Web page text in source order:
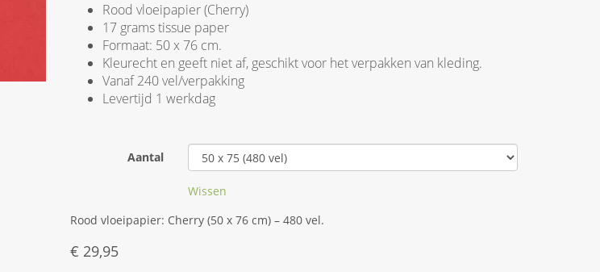
Rood vloeipapier (Cherry)
17 grams tissue paper
Formaat: 50 x 76 cm.
Kleurecht en geeft niet af, geschikt voor het verpakken van kleding.
Vanaf 240 vel/verpakking
Levertijd 1 werkdag
Aantal
Wissen
Rood vloeipapier: Cherry (50 x 76 cm) – 480 vel.
€ 29,95